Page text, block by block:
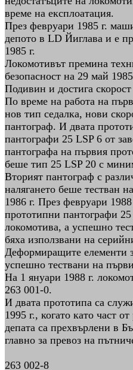
време на експлоатация.
През февруари 1985 г.
депото в LD Йиглава и е
1985 г.
Локомотивът премина
безопасност на 29 май
Подивин и достига
По време на работа на
нов тип седалка, нови
пантограф. И двата
пантографи 25 LSP 6 от
пантографа на първия
беше тип 25 LSP 20 с
Вторият пантограф с
налягането беше тестван
1986 г. През февруари
прототипни пантографи
локомотива, а успешно
бяха използвани на
Деформиращите елементи
успешно тествани на
На 1 януари 1988 г.
263 001-0.
И двата прототипа са
1995 г., когато като част
депата са прехвърлени в
главно за превоз на
263 002-8